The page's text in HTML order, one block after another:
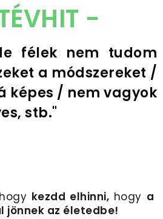
-
félek nem tudom
a módszereket /
képes / nem vagyok
stb."
kezdd elhinni, hogy a
jönnek az életedbe!